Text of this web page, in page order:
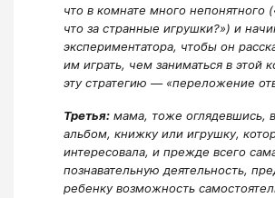
что в комнате много непонятного
что за странные игрушки?») и
экспериментатора, чтобы он
им играть, чем заниматься в этой
эту стратегию ― «переложение
Третья: мама, тоже оглядевшись,
альбом, книжку или игрушку,
интересовала, и прежде всего
познавательную деятельность,
ребенку возможность